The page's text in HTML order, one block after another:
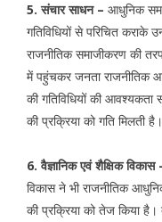
5. संचार साधन – आधुनिक
गतिविधियों से परिचित कराके
राजनीतिक समाजीकरण की
में पहुंचकर जनता राजनीतिक
की गतिविधियों की
की प्रक्रिया को गति मिलती है।
6. वैज्ञानिक एवं शैक्षिक विकास
विकास ने भी राजनीतिक
की प्रक्रिया को तेज किया